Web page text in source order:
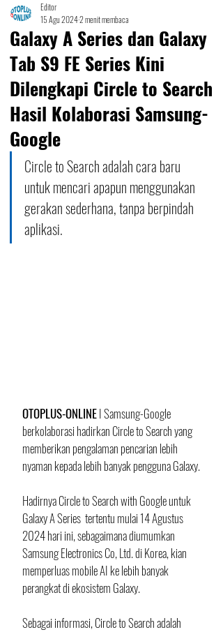
Galaxy A Series dan Galaxy
Tab S9 FE Series Kini
Dilengkapi Circle to Search
Hasil Kolaborasi Samsung-
Google
Editor
15 Agu 20242 menit membaca
Circle to Search adalah cara baru
untuk mencari apapun menggunakan
gerakan sederhana, tanpa berpindah
aplikasi.
OTOPLUS-ONLINE I Samsung-Google
berkolaborasi hadirkan Circle to Search yang
memberikan pengalaman pencarian lebih
nyaman kepada lebih banyak pengguna Galaxy.
Hadirnya Circle to Search with Google untuk
Galaxy A Series  tertentu mulai 14 Agustus
2024 hari ini, sebagaimana diumumkan
Samsung Electronics Co, Ltd. di Korea, kian
memperluas mobile AI ke lebih banyak
perangkat di ekosistem Galaxy.
Sebagai informasi, Circle to Search adalah